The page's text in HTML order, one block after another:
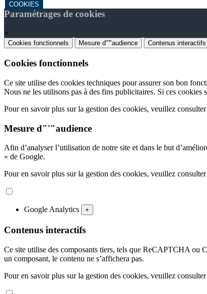
COOKIES
Paramétrages de cookies
×
Cookies fonctionnels Mesure d"'"audience Contenus interactifs
Cookies fonctionnels
Ce site utilise des cookies techniques pour assurer son bon
Nous ne les utilisons pas à des fins publicitaires. Si ces
Pour en savoir plus sur la gestion des cookies, veuillez
Mesure d"'"audience
Afin d’analyser l’utilisation de notre site et dans le but
» de Google.
Pour en savoir plus sur la gestion des cookies, veuillez
Google Analytics +
Contenus interactifs
Ce site utilise des composants tiers, tels que ReCAPTCHA ou
un composant, le contenu ne s’affichera pas.
Pour en savoir plus sur la gestion des cookies, veuillez